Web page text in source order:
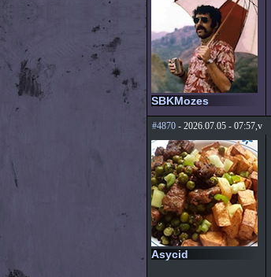
SBKMozes
#4870- 2026.07.05 - 07:57,v
Asycid